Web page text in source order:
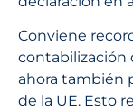
Conviene
contabilización
ahora también
de la UE. Esto